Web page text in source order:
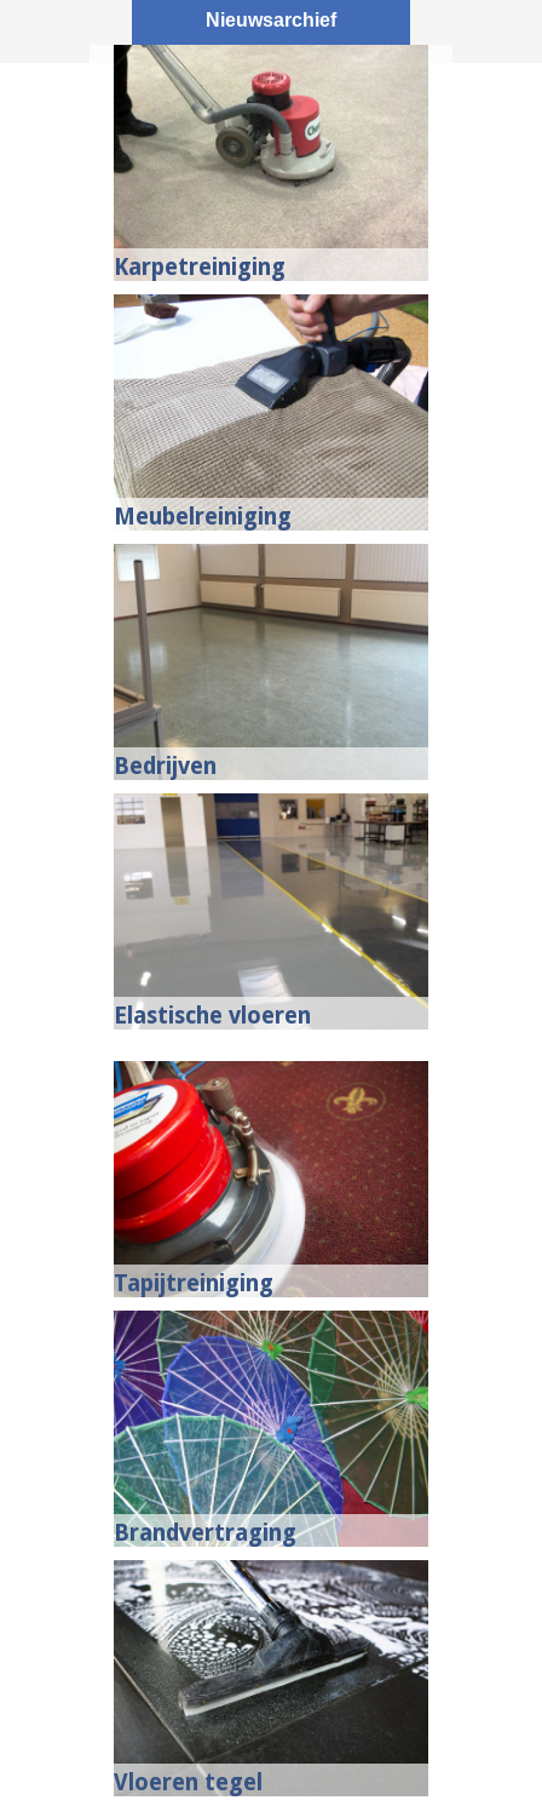
Nieuwsarchief
Karpetreiniging
Meubelreiniging
Bedrijven
Elastische vloeren
Tapijtreiniging
Brandvertraging
Vloeren tegel